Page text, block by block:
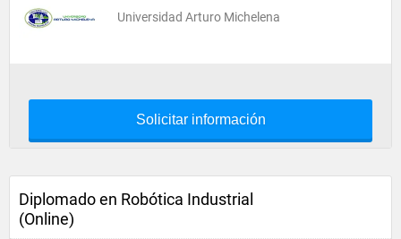
Universidad Arturo Michelena
Solicitar información
Diplomado en Robótica Industrial
(Online)